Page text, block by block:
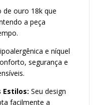
de ouro 18k que
a peça
e níquel
segurança e
Estilos: Seu design
facilmente a